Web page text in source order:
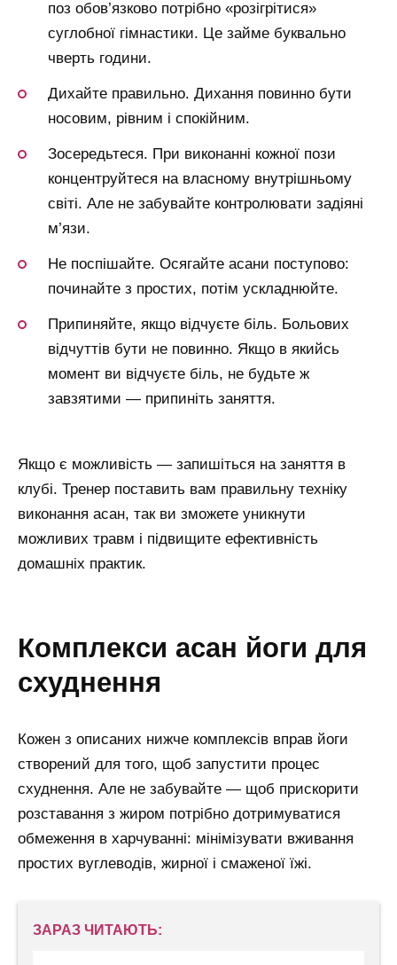
поз обов’язково потрібно «розігрітися»
суглобної гімнастики. Це займе буквально
чверть години.
Дихайте правильно. Дихання повинно бути
носовим, рівним і спокійним.
Зосередьтеся. При виконанні кожної пози
концентруйтеся на власному внутрішньому
світі. Але не забувайте контролювати задіяні
м’язи.
Не поспішайте. Осягайте асани поступово:
починайте з простих, потім ускладнюйте.
Припиняйте, якщо відчуєте біль. Больових
відчуттів бути не повинно. Якщо в якийсь
момент ви відчуєте біль, не будьте ж
завзятими — припиніть заняття.
Якщо є можливість — запишіться на заняття в
клубі. Тренер поставить вам правильну техніку
виконання асан, так ви зможете уникнути
можливих травм і підвищите ефективність
домашніх практик.
комплекси асан йоги для
схуднення
Кожен з описаних нижче комплексів вправ йоги
створений для того, щоб запустити процес
схуднення. Але не забувайте — щоб прискорити
розставання з жиром потрібно дотримуватися
обмеження в харчуванні: мінімізувати вживання
простих вуглеводів, жирної і смаженої їжі.
ЗАРАЗ ЧИТАЮТЬ: